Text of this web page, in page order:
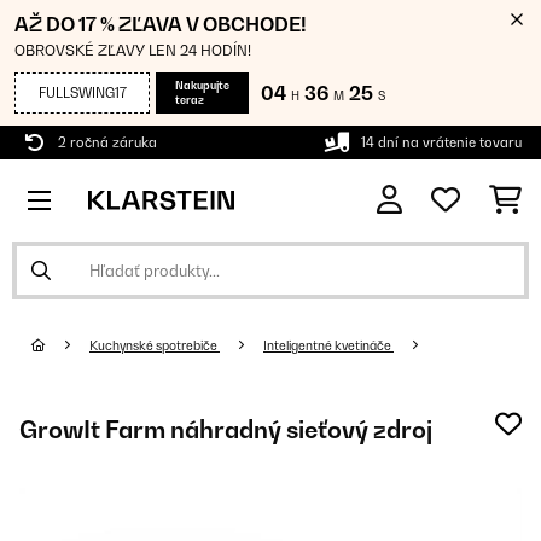
AŽ DO 17 % ZĽAVA V OBCHODE!
OBROVSKÉ ZĽAVY LEN 24 HODÍN!
FULLSWING17
Nakupujte
teraz
04 H 36 M 25 S
2 ročná záruka 14 dní na vrátenie tovaru
Kuchynské spotrebiče Inteligentné kvetináče
GrowIt Farm náhradný sieťový zdroj